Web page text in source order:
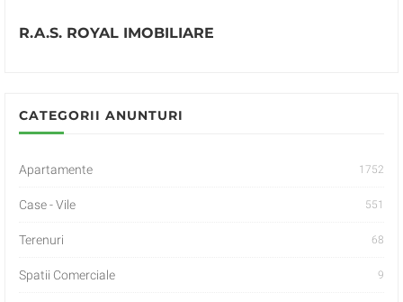
R.A.S. ROYAL IMOBILIARE
CATEGORII ANUNTURI
Apartamente 1752
Case - Vile 551
Terenuri 68
Spatii Comerciale 9